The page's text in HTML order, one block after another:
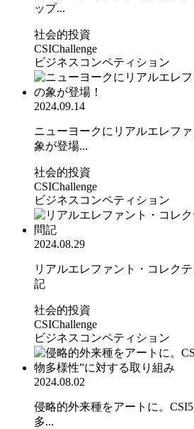
ップ...
社会的投資
CSIChallenge
ビジネスコンペティション
2024.09.14
ニューヨークにリアルエレフ
象が登場...
社会的投資
CSIChallenge
ビジネスコンペティション
2024.08.29
リアルエレファント・コレク
記
社会的投資
CSIChallenge
ビジネスコンペティション
2024.08.02
侵略的外来種をアートに。
多...